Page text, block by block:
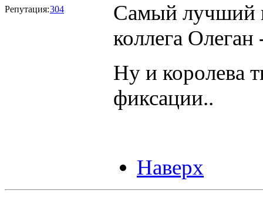
Репутация:304
Самый лучший
коллега
Ну и королева
фиксации..
Наверх